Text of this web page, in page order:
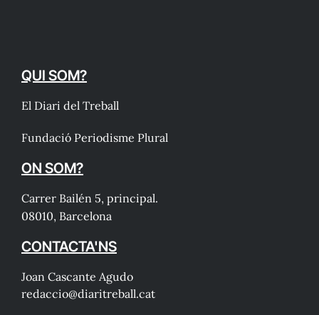
QUI SOM?
El Diari del Treball
Fundació Periodisme Plural
ON SOM?
Carrer Bailén 5, principal.
08010, Barcelona
CONTACTA'NS
Joan Cascante Agudo
redaccio@diaritreball.cat